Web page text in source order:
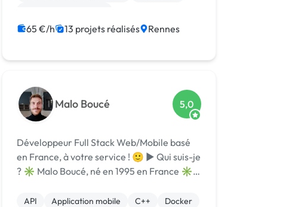
Création de site internet
API
Node.js
65 €/h 13 projets réalisés Rennes
Malo Boucé 5,0
Développeur Full Stack Web/Mobile basé
en France, à votre service ! 🙂 ► Qui suis-je
? ✳️ Malo Boucé, né en 1995 en France ✳️
l'école 42 à Paris ✳️ Passionné par le
API Application mobile C++
Docker